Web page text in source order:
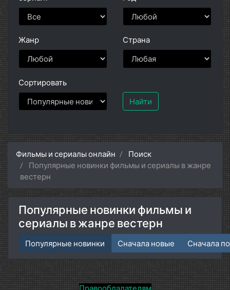
Жанр Страна
Сортировать
Найти
Фильмы и сериалы онлайн
Поиск
Популярные новинки фильмы и сериалы в жанре
вестерн
Популярные новинки фильмы и
сериалы в жанре вестерн
Популярные новинки Сначала новые Сначала
Правообладателям